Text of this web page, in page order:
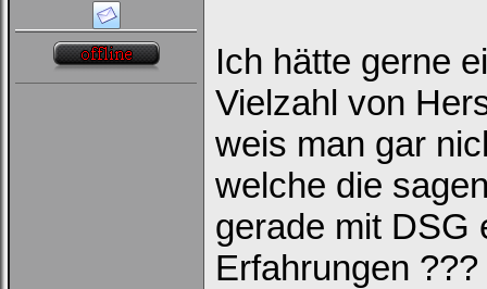
Username:
Passwort:
Bei jedem Besuch
automatisch einloggen.
Ich hätte gerne
Vielzahl von
weis man gar
welche die
gerade mit
Erfahrungen ???